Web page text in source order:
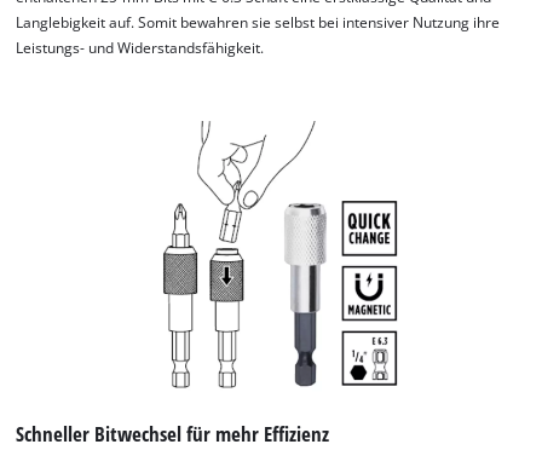
Langlebigkeit auf. Somit bewahren sie selbst bei intensiver Nutzung ihre
Leistungs- und Widerstandsfähigkeit.
Schneller Bitwechsel für mehr Effizienz